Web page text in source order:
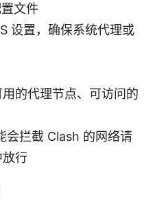
文件
设置，确保系统代理或
的代理节点、可访问的
会拦截 Clash 的网络请
放行